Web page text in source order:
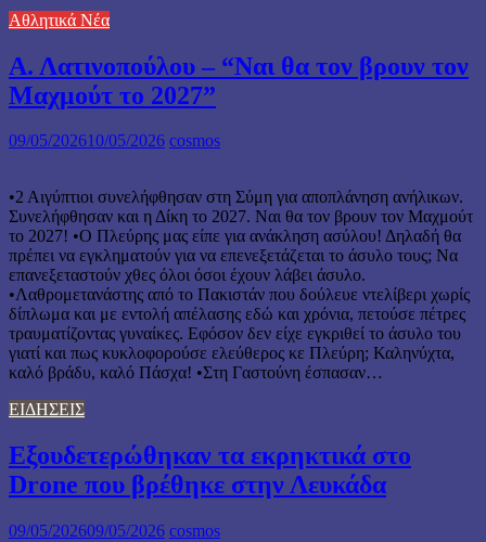
Αθλητικά Νέα
Α. Λατινοπούλου – “Ναι θα τον βρουν τον
Μαχμούτ το 2027”
09/05/202610/05/2026 cosmos
•2 Αιγύπτιοι συνελήφθησαν στη Σύμη για αποπλάνηση ανήλικων.
Συνελήφθησαν και η Δίκη το 2027. Ναι θα τον βρουν τον Μαχμούτ
το 2027! •Ο Πλεύρης μας είπε για ανάκληση ασύλου! Δηλαδή θα
πρέπει να εγκληματούν για να επενεξετάζεται το άσυλο τους; Να
επανεξεταστούν χθες όλοι όσοι έχουν λάβει άσυλο.
•Λαθρομετανάστης από το Πακιστάν που δούλευε ντελίβερι χωρίς
δίπλωμα και με εντολή απέλασης εδώ και χρόνια, πετούσε πέτρες
τραυματίζοντας γυναίκες. Εφόσον δεν είχε εγκριθεί το άσυλο του
γιατί και πως κυκλοφορούσε ελεύθερος κε Πλεύρη; Καληνύχτα,
καλό βράδυ, καλό Πάσχα! •Στη Γαστούνη έσπασαν…
ΕΙΔΗΣΕΙΣ
Εξουδετερώθηκαν τα εκρηκτικά στο
Drone που βρέθηκε στην Λευκάδα
09/05/202609/05/2026 cosmos